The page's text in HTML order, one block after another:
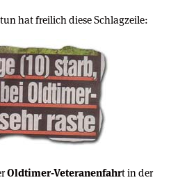
hat freilich diese Schlagzeile:
Oldtimer-Veteranenfahrt in der